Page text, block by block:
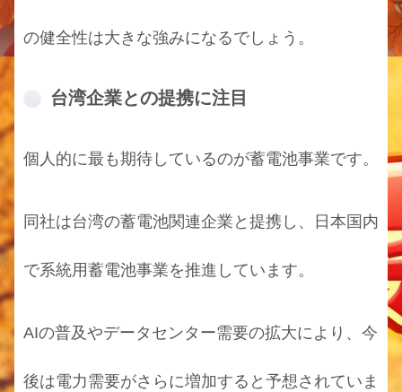
の健全性は大きな強みになるでしょう。
台湾企業との提携に注目
個人的に最も期待しているのが蓄電池事業です。
同社は台湾の蓄電池関連企業と提携し、日本国内
で系統用蓄電池事業を推進しています。
AIの普及やデータセンター需要の拡大により、今
後は電力需要がさらに増加すると予想されていま